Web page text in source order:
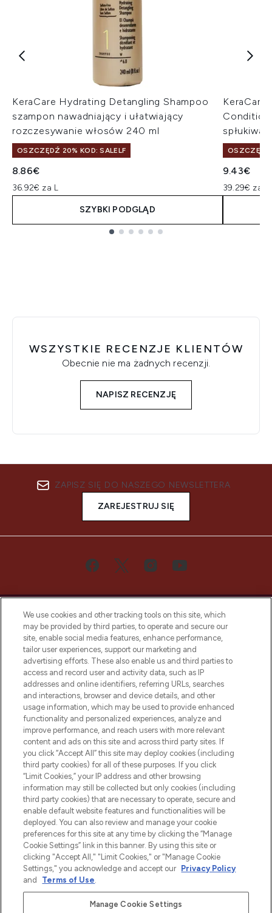
KeraCare Hydrating Detangling Shampoo
szampon nawadniający i ułatwiający
rozczesywanie włosów 240 ml
OSZCZĘDŹ 20% KOD: SALELF
8.86€
36.92€ za L
SZYBKI PODGLĄD
KeraCare
OSZCZĘDŹ
9.43€
39.29€ za L
WSZYSTKIE RECENZJE KLIENTÓW
Obecnie nie ma żadnych recenzji.
NAPISZ RECENZJĘ
ZAPISZ SIĘ DO NASZEGO NEWSLETTERA
ZAREJESTRUJ SIĘ
Bądź pierwszą osobą, która dowie się o
najnowszych produktach, od niszowych i
uznanych marek, sezonowych trendach i
otrzyma ekskluzywne artykuły redakcyjne
z Sunday Supplement.
Zgoda na pliki cookie
Do Not Sell or Share My Personal
Information
POMOC & INFORMACJE
WAŻNE INFORMACJE
O LOOKFANTASTIC
We use cookies and other tracking tools on this site, which
may be provided by third parties, to operate and secure our
site, enable social media features, enhance performance,
tailor user experiences, support our marketing and
advertising efforts. These also enable us and third parties to
access and record user and activity data, such as IP
addresses and online identifiers, referring URLs, searches
and interactions, browser and device details, and other
usage information, which may be used to provide enhanced
functionality and personalized experiences, analyze and
improve performance, and reach users with more relevant
content and ads on this site and across third party sites. If
you click “Accept All” this site may deploy cookies (including
third party cookies) for all of these purposes. If you click
“Limit Cookies,” your IP address and other browsing
information may still be collected but only cookies (including
third party cookies) that are necessary to operate, secure and
enable default website features and functionalities will be
deployed. You can also review and manage your cookie
preferences for this site at any time by clicking the “Manage
Cookie Settings” link in this banner. By using this site or
clicking "Accept All," "Limit Cookies," or "Manage Cookie
Settings," you acknowledge and accept our Privacy Policy
and
Terms of Use.
Manage Cookie Settings